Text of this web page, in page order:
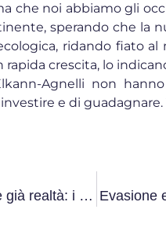
che noi abbiamo gli
sperando che la
ridando fiato
crescita, lo
Agnelli non
e di guadagnare.
Dove l autonomia regionale è già realtà: i LEP nei servizi per il lavoro Evasione